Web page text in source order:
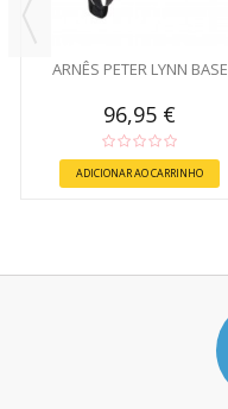
ARNÊS PETER LYNN BASE
96,95 €
ADICIONAR AO CARRINHO